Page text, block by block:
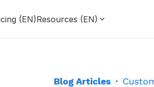
(EN)Resources (EN)
Blog Articles ·